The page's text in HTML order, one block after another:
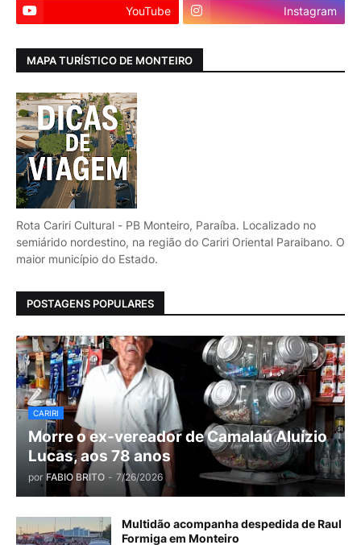
YouTube Instagram
MAPA TURÍSTICO DE MONTEIRO
Rota Cariri Cultural - PB Monteiro, Paraíba. Localizado no
semiárido nordestino, na região do Cariri Oriental Paraibano. O
maior município do Estado.
POSTAGENS POPULARES
CARIRI
Morre o ex-vereador de Camalaú Aluízio
Lucas, aos 78 anos
por FABIO BRITO - 7/26/2026
Multidão acompanha despedida de Raul
Formiga em Monteiro